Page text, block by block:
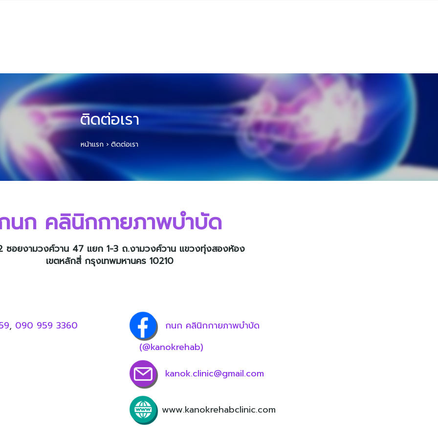
ติดต่อเรา
หน้าแรก › ติดต่อเรา
นก คลินิกกายภาพบำบัด
ซอยงามวงศ์วาน 47 แยก 1-3 ถ.งามวงศ์วาน แขวงทุ่งสองห้อง
เขตหลักสี่ กรุงเทพมหานคร 10210
, 090 959 3360
กนก คลินิกกายภาพบำบัด
(@kanokrehab)
kanok.clinic@gmail.com
www.kanokrehabclinic.com